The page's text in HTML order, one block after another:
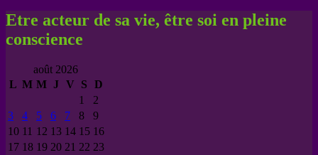
Etre acteur de sa vie, être soi en pleine
conscience
août 2026
L M M J V S
D
1
2
3
4 5 6 7 8
9
10 11 12 13 14 15 16
17 18 19 20 21 22 23